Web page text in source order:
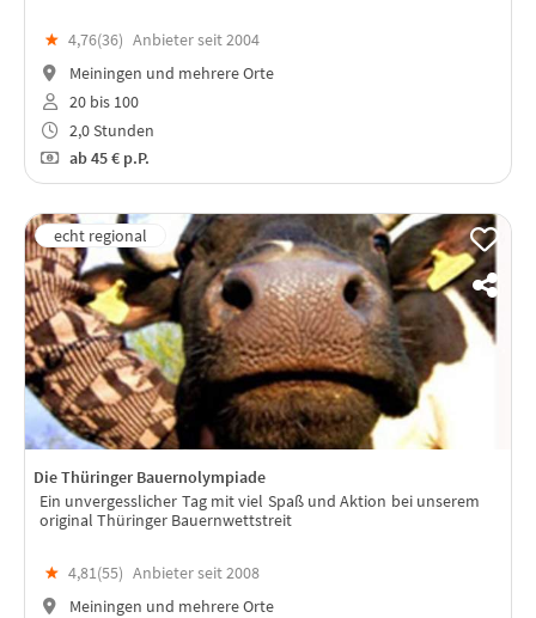
★ 4,76(36) Anbieter seit 2004
Meiningen und mehrere Orte
20 bis 100
2,0 Stunden
ab45 € p.P.
Die Thüringer Bauernolympiade
Ein unvergesslicher Tag mit viel Spaß und Aktion bei unserem
original Thüringer Bauernwettstreit
★ 4,81(55) Anbieter seit 2008
Meiningen und mehrere Orte